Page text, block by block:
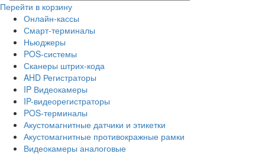
Перейти в корзину
Онлайн-кассы
Смарт-терминалы
Ньюджеры
POS-системы
Сканеры штрих-кода
AHD Регистраторы
IP Видеокамеры
IP-видеорегистраторы
POS-терминалы
Акустомагнитные датчики и этикетки
Акустомагнитные противокражные рамки
Видеокамеры аналоговые